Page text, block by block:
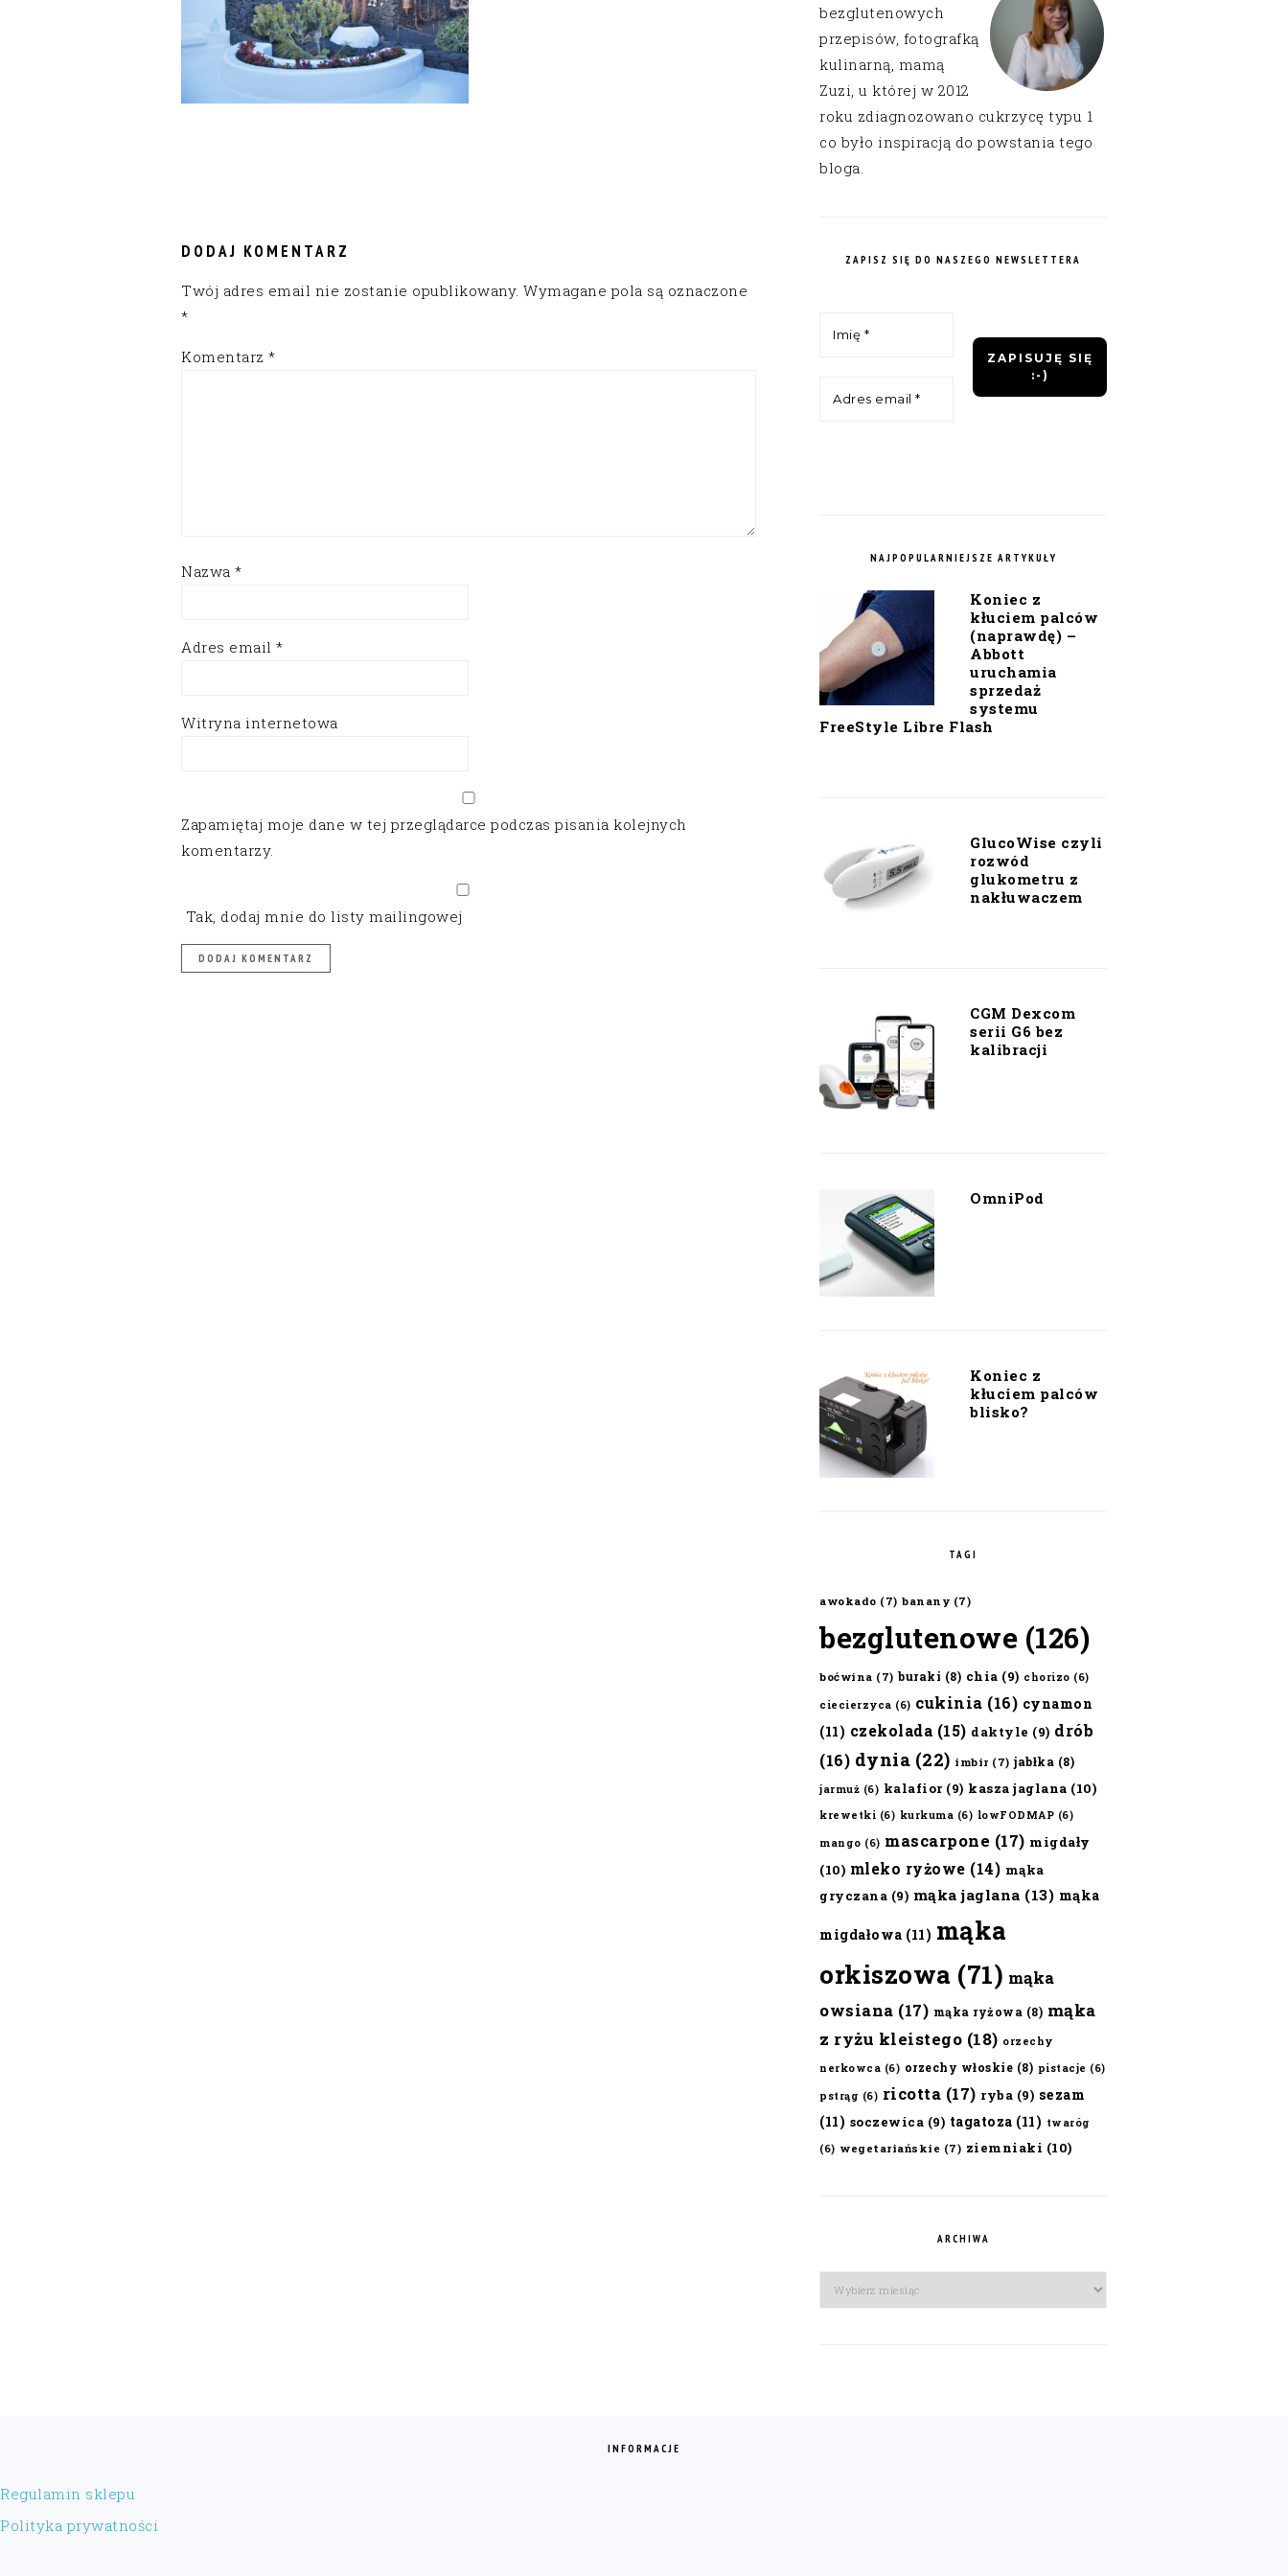
DODAJ KOMENTARZ
Twój adres email nie zostanie opublikowany. Wymagane pola są oznaczone
*
Komentarz *
Nazwa *
Adres email *
Witryna internetowa
Zapamiętaj moje dane w tej przeglądarce podczas pisania kolejnych
komentarzy.
Tak, dodaj mnie do listy mailingowej
bezglutenowych
przepisów, fotografką
kulinarną, mamą
Zuzi, u której w 2012
roku zdiagnozowano cukrzycę typu 1
co było inspiracją do powstania tego
bloga.
ZAPISZ SIĘ DO NASZEGO NEWSLETTERA
NAJPOPULARNIEJSZE ARTYKUŁY
Koniec z
kłuciem palców
(naprawdę) –
Abbott
uruchamia
sprzedaż
systemu
FreeStyle Libre Flash
GlucoWise czyli
rozwód
glukometru z
nakłuwaczem
CGM Dexcom
serii G6 bez
kalibracji
OmniPod
Koniec z
kłuciem palców
blisko?
TAGI
awokado (7) banany (7)
bezglutenowe (126)
boćwina (7) buraki (8) chia (9) chorizo (6)
ciecierzyca (6) cukinia (16) cynamon
(11) czekolada (15) daktyle (9) drób
(16) dynia (22) imbir (7) jabłka (8)
jarmuż (6) kalafior(9) kasza jaglana (10)
krewetki (6) kurkuma (6) lowFODMAP (6)
mango (6) mascarpone (17) migdały
(10) mleko ryżowe (14) mąka
gryczana (9) mąka jaglana (13) mąka
migdałowa (11) mąka
orkiszowa (71) mąka
owsiana (17) mąka ryżowa (8) mąka
z ryżu kleistego (18) orzechy
nerkowca (6) orzechy włoskie (8) pistacje (6)
pstrąg (6) ricotta (17) ryba (9) sezam
(11) soczewica (9) tagatoza (11) twaróg
(6) wegetariańskie (7) ziemniaki (10)
ARCHIWA
Archiwa
INFORMACJE
Regulamin sklepu
Polityka prywatności